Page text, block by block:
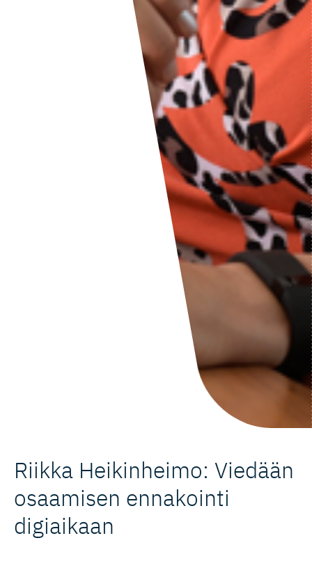
Riikka Heikinheimo: Viedään
osaamisen ennakointi
digiaikaan